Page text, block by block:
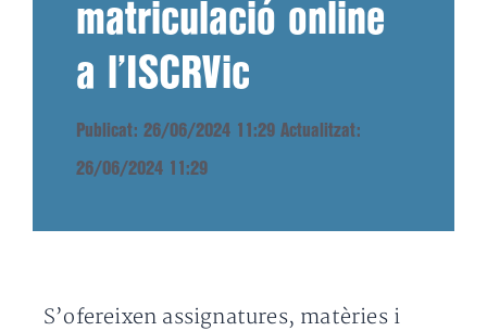
matriculació online
a l’ISCRVic
Publicat: 26/06/2024 11:29 Actualitzat:
26/06/2024 11:29
S’ofereixen assignatures, matèries i